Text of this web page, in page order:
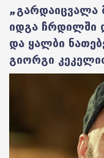
„გარდაიცვალა
იდგა ჩრდილში
და ყალბი
გიორგი